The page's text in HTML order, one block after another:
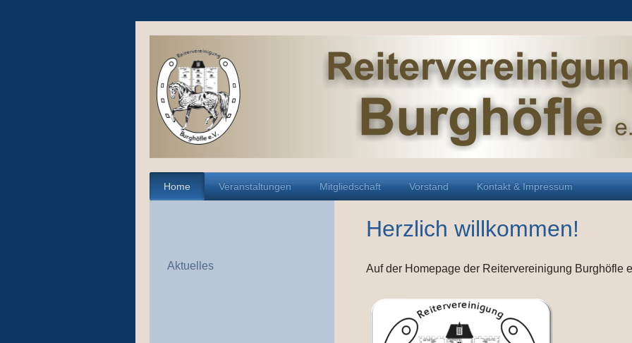
Home Veranstaltungen Mitgliedschaft Vorstand Kontakt & Impressum
Herzlich willkommen!
Auf der Homepage der Reitervereinigung Burghöfle
Aktuelles